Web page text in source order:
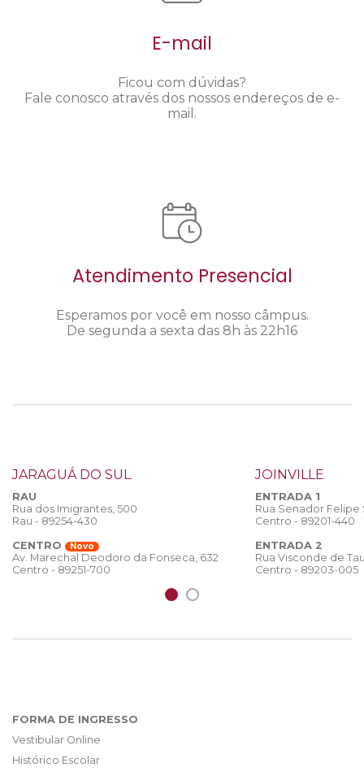
E-mail
Ficou com dúvidas?
Fale conosco através dos nossos endereços de e-
mail.
Atendimento Presencial
Esperamos por você em nosso câmpus.
De segunda a sexta das 8h às 22h16
JARAGUÁ DO SUL
RAU
Rua dos Imigrantes, 500
Rau - 89254-430
CENTRO
Novo
Av. Marechal Deodoro da Fonseca, 632
Centro - 89251-700
JOINVILLE
ENTRADA 1
Rua Senador
Centro - 89201-440
ENTRADA 2
Rua Visconde de
Centro - 89203-005
FORMA DE INGRESSO
Vestibular Online
Histórico Escolar